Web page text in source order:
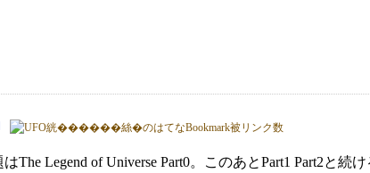
The Legend of Universe Part0。このあとPart1 Part2と続